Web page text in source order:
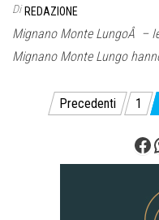
Di REDAZIONE
Mignano Monte LungoÂ –
Mignano Monte Lungo
Paginazione
articoli
Precedenti 1